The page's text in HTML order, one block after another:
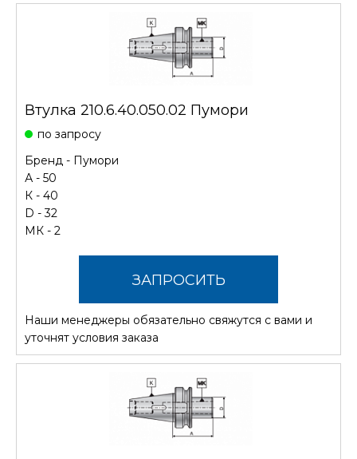
Втулка 210.6.40.050.02 Пумори
по запросу
Бренд - Пумори
А - 50
К - 40
D - 32
МК - 2
ЗАПРОСИТЬ
СТОИМОСТЬ
Наши менеджеры обязательно свяжутся с вами и
уточнят условия заказа